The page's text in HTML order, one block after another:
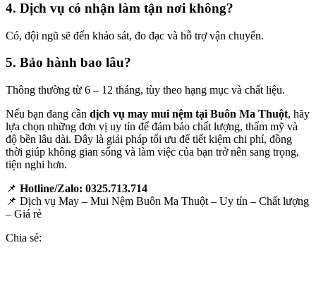
4. Dịch vụ có nhận làm tận nơi không?
Có, đội ngũ sẽ đến khảo sát, đo đạc và hỗ trợ vận chuyển.
5. Bảo hành bao lâu?
Thông thường từ 6 – 12 tháng, tùy theo hạng mục và chất liệu.
Nếu bạn đang cần dịch vụ may mui nệm tại Buôn Ma Thuột, hãy
lựa chọn những đơn vị uy tín để đảm bảo chất lượng, thẩm mỹ và
độ bền lâu dài. Đây là giải pháp tối ưu để tiết kiệm chi phí, đồng
thời giúp không gian sống và làm việc của bạn trở nên sang trọng,
tiện nghi hơn.
📌 Hotline/Zalo: 0325.713.714
📌 Dịch vụ May – Mui Nệm Buôn Ma Thuột – Uy tín – Chất lượng
– Giá rẻ
Chia sẻ: